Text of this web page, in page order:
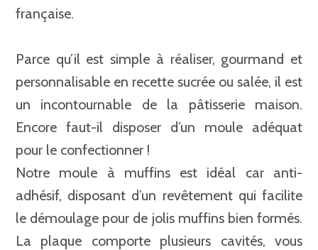
française.
Parce qu’il est simple à réaliser, gourmand et
personnalisable en recette sucrée ou salée, il est
un incontournable de la pâtisserie maison.
Encore faut-il disposer d’un moule adéquat
pour le confectionner !
Notre moule à muffins est idéal car anti-
adhésif, disposant d’un revêtement qui facilite
le démoulage pour de jolis muffins bien formés.
La plaque comporte plusieurs cavités, vous